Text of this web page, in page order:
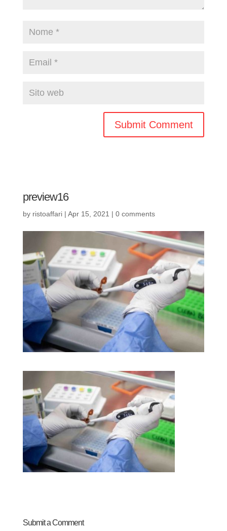
preview16
by ristoaffari| Apr 15, 2021 | 0 comments
Submit a Comment